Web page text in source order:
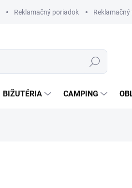
Reklamačný poriadok
Hľadať
BIŽUTÉRIA CAMPING